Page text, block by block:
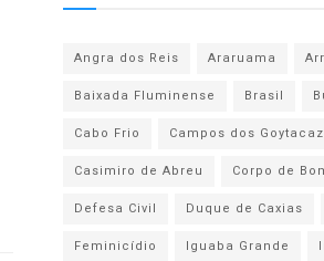
Angra dos Reis Araruama
Baixada Fluminense
Brasil
Cabo Frio
Campos dos
Casimiro de Abreu
Corpo de
Defesa Civil
Duque de Caxias
Feminicídio
Iguaba Grande